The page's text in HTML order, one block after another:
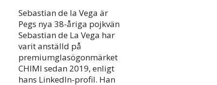
Sebastian de la Vega är
Pegs nya 38-åriga pojkvän
Sebastian de La Vega har
varit anställd på
premiumglasögonmärket
CHIMI sedan 2019, enligt
hans LinkedIn-profil. Han